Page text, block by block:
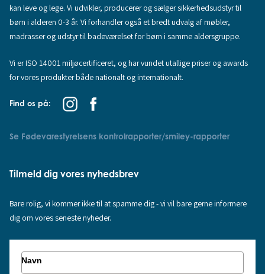
kan leve og lege. Vi udvikler, producerer og sælger sikkerhedsudstyr til
børn i alderen 0-3 år. Vi forhandler også et bredt udvalg af møbler,
madrasser og udstyr til badeværelset for børn i samme aldersgruppe.
Vi er ISO 14001 miljøcertificeret, og har vundet utallige priser og awards
for vores produkter både nationalt og internationalt.
Find os på:
Se Fødevarestyrelsens kontrolrapporter/smiley-rapporter
Tilmeld dig vores nyhedsbrev
Bare rolig, vi kommer ikke til at spamme dig - vi vil bare gerne informere
dig om vores seneste nyheder.
Navn